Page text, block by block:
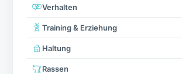
Verhalten
Training & Erziehung
Haltung
Rassen